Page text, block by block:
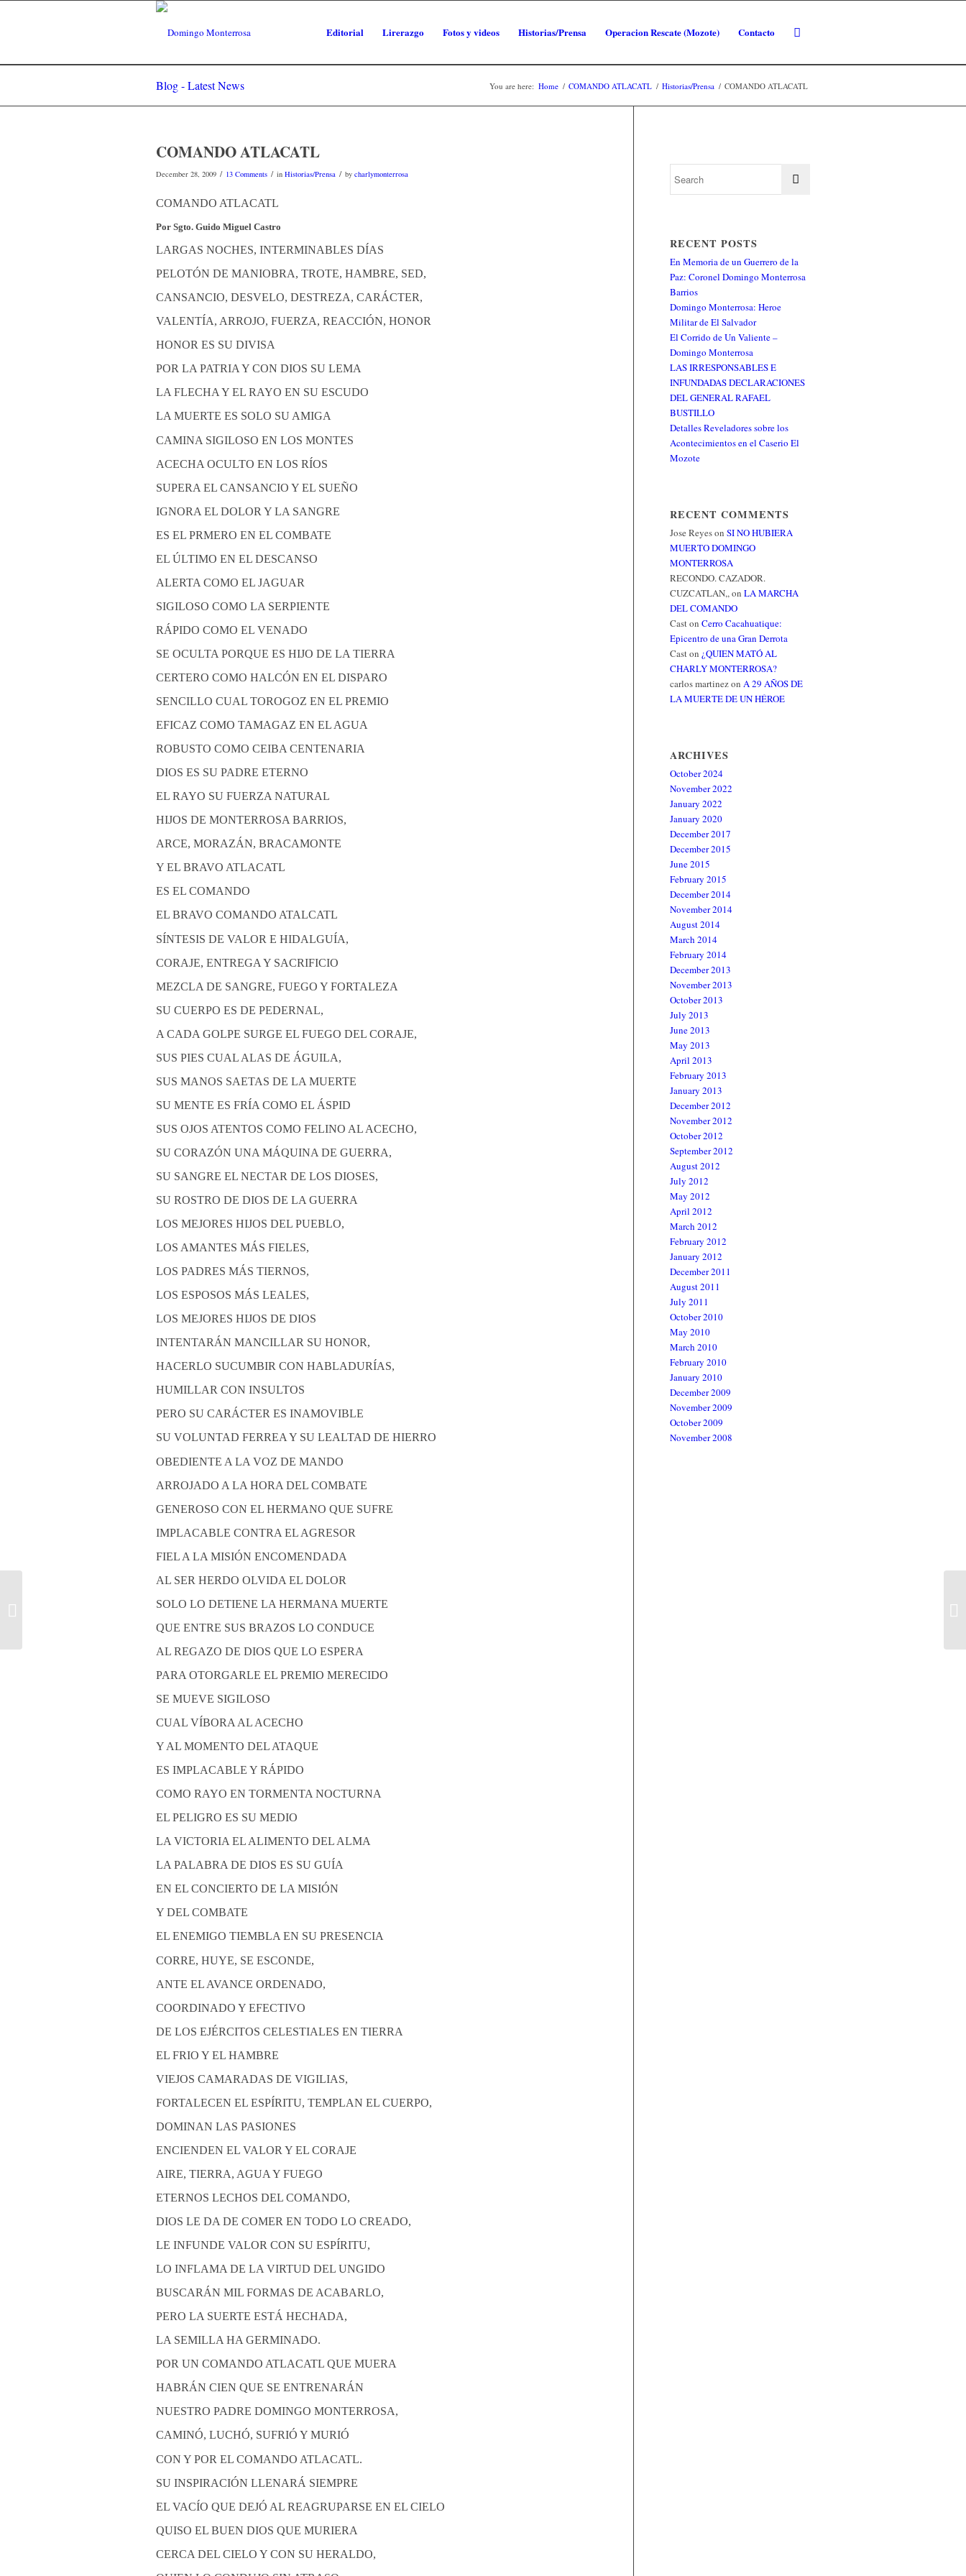
Editorial Lirerazgo Fotos y videos Historias/Prensa Operacion Rescate (Mozote) Contacto
Blog - Latest News You are here: Home / COMANDO ATLACATL / Historias/Prensa / COMANDO ATLACATL
COMANDO ATLACATL
December 28, 2009 / 13 Comments / in Historias/Prensa / by charlymonterrosa
COMANDO ATLACATL
Por Sgto. Guido Miguel Castro
LARGAS NOCHES, INTERMINABLES DÍAS
PELOTÓN DE MANIOBRA, TROTE, HAMBRE, SED,
CANSANCIO, DESVELO, DESTREZA, CARÁCTER,
VALENTÍA, ARROJO, FUERZA, REACCIÓN, HONOR
HONOR ES SU DIVISA
POR LA PATRIA Y CON DIOS SU LEMA
LA FLECHA Y EL RAYO EN SU ESCUDO
LA MUERTE ES SOLO SU AMIGA
CAMINA SIGILOSO EN LOS MONTES
ACECHA OCULTO EN LOS RÍOS
SUPERA EL CANSANCIO Y EL SUEÑO
IGNORA EL DOLOR Y LA SANGRE
ES EL PRMERO EN EL COMBATE
EL ÚLTIMO EN EL DESCANSO
ALERTA COMO EL JAGUAR
SIGILOSO COMO LA SERPIENTE
RÁPIDO COMO EL VENADO
SE OCULTA PORQUE ES HIJO DE LA TIERRA
CERTERO COMO HALCÓN EN EL DISPARO
SENCILLO CUAL TOROGOZ EN EL PREMIO
EFICAZ COMO TAMAGAZ EN EL AGUA
ROBUSTO COMO CEIBA CENTENARIA
DIOS ES SU PADRE ETERNO
EL RAYO SU FUERZA NATURAL
HIJOS DE MONTERROSA BARRIOS,
ARCE, MORAZÁN, BRACAMONTE
Y EL BRAVO ATLACATL
ES EL COMANDO
EL BRAVO COMANDO ATALCATL
SÍNTESIS DE VALOR E HIDALGUÍA,
CORAJE, ENTREGA Y SACRIFICIO
MEZCLA DE SANGRE, FUEGO Y FORTALEZA
SU CUERPO ES DE PEDERNAL,
A CADA GOLPE SURGE EL FUEGO DEL CORAJE,
SUS PIES CUAL ALAS DE ÁGUILA,
SUS MANOS SAETAS DE LA MUERTE
SU MENTE ES FRÍA COMO EL ÁSPID
SUS OJOS ATENTOS COMO FELINO AL ACECHO,
SU CORAZÓN UNA MÁQUINA DE GUERRA,
SU SANGRE EL NECTAR DE LOS DIOSES,
SU ROSTRO DE DIOS DE LA GUERRA
LOS MEJORES HIJOS DEL PUEBLO,
LOS AMANTES MÁS FIELES,
LOS PADRES MÁS TIERNOS,
LOS ESPOSOS MÁS LEALES,
LOS MEJORES HIJOS DE DIOS
INTENTARÁN MANCILLAR SU HONOR,
HACERLO SUCUMBIR CON HABLADURÍAS,
HUMILLAR CON INSULTOS
PERO SU CARÁCTER ES INAMOVIBLE
SU VOLUNTAD FERREA Y SU LEALTAD DE HIERRO
OBEDIENTE A LA VOZ DE MANDO
ARROJADO A LA HORA DEL COMBATE
GENEROSO CON EL HERMANO QUE SUFRE
IMPLACABLE CONTRA EL AGRESOR
FIEL A LA MISIÓN ENCOMENDADA
AL SER HERDO OLVIDA EL DOLOR
SOLO LO DETIENE LA HERMANA MUERTE
QUE ENTRE SUS BRAZOS LO CONDUCE
AL REGAZO DE DIOS QUE LO ESPERA
PARA OTORGARLE EL PREMIO MERECIDO
SE MUEVE SIGILOSO
CUAL VÍBORA AL ACECHO
Y AL MOMENTO DEL ATAQUE
ES IMPLACABLE Y RÁPIDO
COMO RAYO EN TORMENTA NOCTURNA
EL PELIGRO ES SU MEDIO
LA VICTORIA EL ALIMENTO DEL ALMA
LA PALABRA DE DIOS ES SU GUÍA
EN EL CONCIERTO DE LA MISIÓN
Y DEL COMBATE
EL ENEMIGO TIEMBLA EN SU PRESENCIA
CORRE, HUYE, SE ESCONDE,
ANTE EL AVANCE ORDENADO,
COORDINADO Y EFECTIVO
DE LOS EJÉRCITOS CELESTIALES EN TIERRA
EL FRIO Y EL HAMBRE
VIEJOS CAMARADAS DE VIGILIAS,
FORTALECEN EL ESPÍRITU, TEMPLAN EL CUERPO,
DOMINAN LAS PASIONES
ENCIENDEN EL VALOR Y EL CORAJE
AIRE, TIERRA, AGUA Y FUEGO
ETERNOS LECHOS DEL COMANDO,
DIOS LE DA DE COMER EN TODO LO CREADO,
LE INFUNDE VALOR CON SU ESPÍRITU,
LO INFLAMA DE LA VIRTUD DEL UNGIDO
BUSCARÁN MIL FORMAS DE ACABARLO,
PERO LA SUERTE ESTÁ HECHADA,
LA SEMILLA HA GERMINADO.
POR UN COMANDO ATLACATL QUE MUERA
HABRÁN CIEN QUE SE ENTRENARÁN
NUESTRO PADRE DOMINGO MONTERROSA,
CAMINÓ, LUCHÓ, SUFRIÓ Y MURIÓ
CON Y POR EL COMANDO ATLACATL.
SU INSPIRACIÓN LLENARÁ SIEMPRE
EL VACÍO QUE DEJÓ AL REAGRUPARSE EN EL CIELO
QUISO EL BUEN DIOS QUE MURIERA
CERCA DEL CIELO Y CON SU HERALDO,
RECENT POSTS
En Memoria de un Guerrero de la
Paz: Coronel Domingo Monterrosa
Barrios
Domingo Monterrosa: Heroe
Militar de El Salvador
El Corrido de Un Valiente –
Domingo Monterrosa
LAS IRRESPONSABLES E
INFUNDADAS DECLARACIONES
DEL GENERAL RAFAEL
BUSTILLO
Detalles Reveladores sobre los
Acontecimientos en el Caserio El
Mozote
RECENT COMMENTS
Jose ReyesonSI NO HUBIERA
MUERTO DOMINGO
MONTERROSA
RECONDO. CAZADOR.
CUZCATLAN,,onLA MARCHA
DEL COMANDO
CastonCerro Cacahuatique:
Epicentro de una Gran Derrota
Caston¿QUIEN MATÓ AL
CHARLY MONTERROSA?
carlos martinezonA 29 AÑOS DE
LA MUERTE DE UN HÉROE
ARCHIVES
October 2024
November 2022
January 2022
January 2020
December 2017
December 2015
June 2015
February 2015
December 2014
November 2014
August 2014
March 2014
February 2014
December 2013
November 2013
October 2013
July 2013
June 2013
May 2013
April 2013
February 2013
January 2013
December 2012
November 2012
October 2012
September 2012
August 2012
July 2012
May 2012
April 2012
March 2012
February 2012
January 2012
December 2011
August 2011
July 2011
October 2010
May 2010
March 2010
February 2010
January 2010
December 2009
November 2009
October 2009
November 2008
¿POR QUÉ BATALLÓN “ATLACATL”